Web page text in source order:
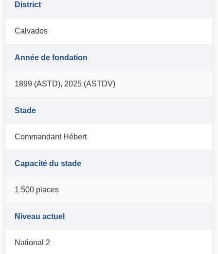
District
Calvados
Année de fondation
1899 (ASTD), 2025 (ASTDV)
Stade
Commandant Hébert
Capacité du stade
1 500 places
Niveau actuel
National 2